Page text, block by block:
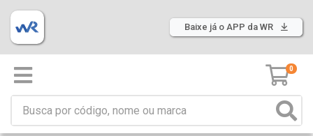
Baixe já o APP da WR
0